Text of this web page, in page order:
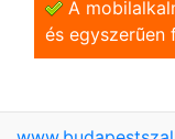
A
és egyszerũen